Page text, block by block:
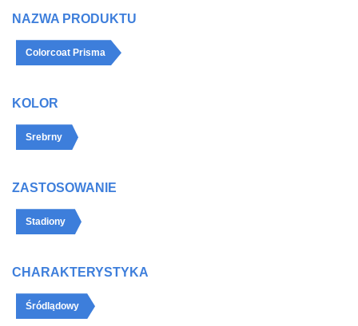
NAZWA PRODUKTU
Colorcoat Prisma
KOLOR
Srebrny
ZASTOSOWANIE
Stadiony
CHARAKTERYSTYKA
Śródlądowy